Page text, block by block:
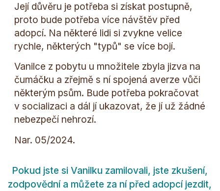
Její důvěru je potřeba si získat postupně,
proto bude potřeba více návštěv před
adopcí. Na některé lidi si zvykne velice
rychle, některých "typů" se více bojí.
Vanilce z pobytu u množitele zbyla jizva na
čumáčku a zřejmě s ní spojená averze vůči
některým psům. Bude potřeba pokračovat
v socializaci a dál jí ukazovat, že jí už žádné
nebezpečí nehrozí.
Nar. 05/2024.
Pokud jste si Vanilku zamilovali, jste zkušení,
zodpovědní a můžete za ní před adopcí jezdit,